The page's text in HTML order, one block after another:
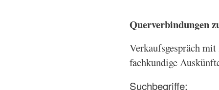
Querverbindungen
Verkaufsgespräch
fachkundige
Suchbegriffe: